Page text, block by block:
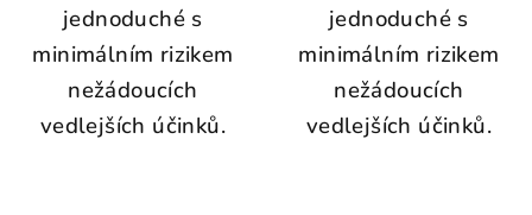
jednoduché s
minimálním rizikem
nežádoucích
vedlejších účinků.
jednoduché s
minimálním rizikem
nežádoucích
vedlejších účinků.